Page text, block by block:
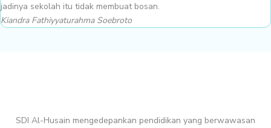
jadinya sekolah itu tidak membuat bosan.
Kiandra Fathiyyaturahma Soebroto
SDI Al-Husain mengedepankan pendidikan yang berwawasan